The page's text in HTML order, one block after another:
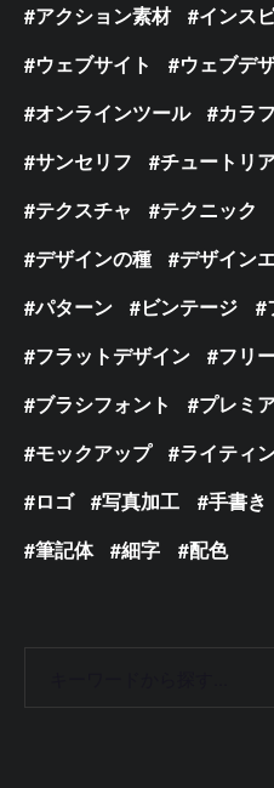
アクション素材
インス
ウェブサイト
ウェブデ
オンラインツール
カラ
サンセリフ
チュートリ
テクスチャ
テクニック
デザインの種
デザイン
パターン
ビンテージ
フラットデザイン
フリ
ブラシフォント
プレミ
モックアップ
ライティ
ロゴ
写真加工 手書き
筆記体
細字 配色